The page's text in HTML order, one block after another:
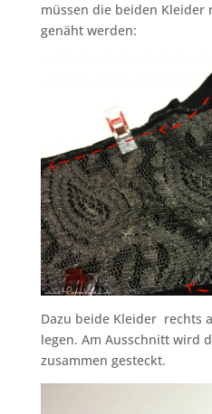
müssen die beiden Kleider
genäht werden:
Dazu beide Kleider rechts
legen. Am Ausschnitt wird
zusammen gesteckt.